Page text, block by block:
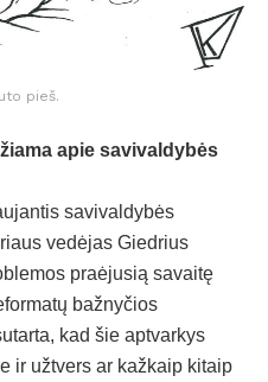
pieš.
apie savivaldybės
savivaldybės
vedėjas Giedrius
praėjusią savaitę
bažnyčios
kad šie aptvarkys
ir užtvers ar kažkaip kitaip